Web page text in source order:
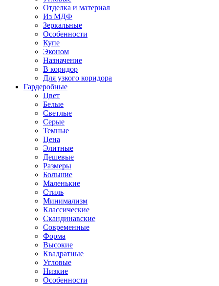
Отделка и материал
Из МДФ
Зеркальные
Особенности
Купе
Эконом
Назначение
В коридор
Для узкого коридора
Гардеробные
Цвет
Белые
Светлые
Серые
Темные
Цена
Элитные
Дешевые
Размеры
Большие
Маленькие
Стиль
Минимализм
Классические
Скандинавские
Современные
Форма
Высокие
Квадратные
Угловые
Низкие
Особенности